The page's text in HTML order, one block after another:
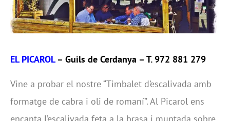
EL PICAROL – Guils de Cerdanya – T. 972 881 279
Vine a probar el nostre “Timbalet d’escalivada amb
formatge de cabra i oli de romaní”. Al Picarol ens